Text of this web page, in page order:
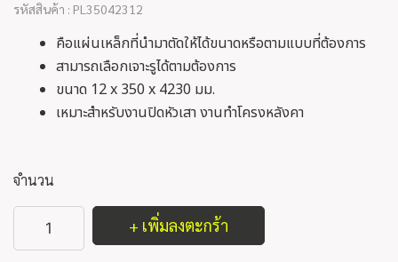
รหัสสินค้า : PL35042312
คือแผ่นเหล็กที่นำมาตัดให้ได้ขนาดหรือตามแบบที่ต้องการ
สามารถเลือกเจาะรูได้ตามต้องการ
ขนาด 12 x 350 x 4230 มม.
เหมาะสำหรับงานปิดหัวเสา งานทำโครงหลังคา
จำนวน
+ เพิ่มลงตะกร้า